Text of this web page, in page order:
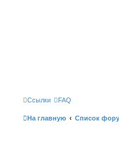
Ссылки FAQ
На главную Список